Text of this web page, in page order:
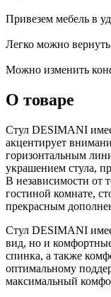
Привезем мебель в
Легко можно
Можно изменить
О товаре
Стул DESIMANI
акцентирует
горизонтальным
украшением стула,
В независимости от
гостиной комнате,
прекрасным
Стул DESIMANI
вид, но и
спинка, а также
оптимальному
максимальный